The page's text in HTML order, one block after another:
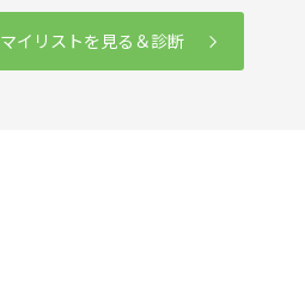
マイリストを見る＆診断